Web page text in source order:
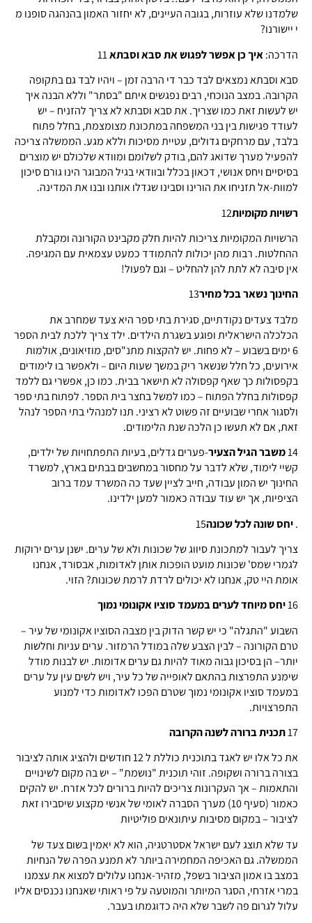
שלמדנו שלא עוזרות, בגובה העיינים, לא יחזור האמון בהנהגה סופנו מ
י יישורנו?
הדרכה:איך כן אפשר לפגוש את סבא וסבתא11
סבא וסבתא נמצאים לבד כבר די הרבה זמן – ויהיו לבד גם בתקופה
הקרובה. במצב הנוכחי, רבים נפגשים איתם "בסתר" וללא הבנה איך
יש לעשות זאת כמו שצריך. את סבא וסבתא לא צריך להזניח – יש
לעודד פגישות בין בני המשפחה במתכונת מצומצמת, בחלל פתוח
בלבד, עם מרחקים גדולים, עטיית מסיכות וללא מגע. הממשלה צריכה
להפעיל מערך שדואג להם, בודק לשלומם ומוודא שלכולם יש מוצרים
בסיסיים ויחס אנושי, דכאון בכלל ובוודאי בגיל המבוגר הינו גורם סיכון
למוות-אל תזניחו את הורינו וסבינו שגדלו אותנו ובנו את המדינה.
רשויות מקומיות12
הרשויות המקומיות צריכות להיות חלק מקבינט הקורונה ומקבלת
ההחלטות. רבות מהן יכולות להתמודד כמעט עצמאית עם המגיפה.
אין סיבה לא לתת להן להחליט – וגם לפעול!
החינוך נשאר בכל מחיר13
מלבד צעדים נקודתיים, סגירת בתי ספר היא צעד שמחרב את
הכלכלה הישראלית ופוגע בשגרת הילדים. ילד צריך ללכת לבית הספר
6 ימים בשבוע – לא פחות. יש להקצות מתנ"סים, מוזיאונים, אולמות
אירועים, כל חלל שנשאר ריק במשך שעות היום – ולאפשר בו לימודים
בקפסולות כך שאף קפסולה לא תישאר בבית. כמו כן, אפשרי גם ללמד
קפסולות בחלל הפתוח – כמו למשל בחצר בית הספר. לפתוח בתי ספר
ולסגור אחרי שבועיים זה פשוט לא רציני. תנו למנהלי בתי הספר לנהל
זאת, אם לא תעשו כן הלכה שנת הלימודים.
14משבר הגיל הצעיר-פערים גדלים, בעיות התפתחויות של ילדים,
קשיי לימוד, שלא לדבר על מחסור במחשבים בבתים בארץ, למשרד
החינוך יש המון עבודה, חייב לציין שעד כה המשרד עמד ברוב
הציפיות, אך יש עוד עבודה כאמור למען ילדינו.
.יחס שונה לכל שכונה15
צריך לעבור למתכונת סיווג של שכונות ולא של ערים. ישנן ערים ירוקות
לגמרי שמס' שכונות מועט הופכות אותן לאדומות, אבסורד, אנחנו
אומת היי טק, אנחנו לא יכולים לרדת לרמת שכונות? הזוי.
16יחס מיוחד לערים במעמד סוציו אקונומי נמוך
השבוע "התגלה" כי יש קשר הדוק בין מצבה הסוציו אקונומי של עיר –
טרם הקורונה – לבין הצבע שלה במודל הרמזור. ערים עניות וחלשות
יותר– הן בסיכון גבוה מאוד להיות גם ערים אדומות. יש לבנות מודל
שימנע התפרצות בהתאם לאופייה של כל עיר, ויש לשים עין על ערים
במעמד סוציו אקונומי נמוך שטרם הפכו לאדומות כדי למנוע
התפרצויות.
17תכנית ברורה לשנה הקרובה
את כל אלו יש לאגד בתוכנית כוללת ל 12 חודשים ולהציג אותה לציבור
בצורה ברורה ושקופה. זוהי תוכנית "נושמת" – יש בה מקום לשינויים
והתאמות – אך העקרונות צריכים להיות ברורים לכל אזרח. יש להקים
כאמור (סעיף 10) מערך הסברה לאומי של אנשי מקצוע שיסבירו זאת
לציבור – במקום מסיבות עיתונאים פוליטיות
עד שלא תוצג לעם ישראל אסטרטגיה, הוא לא יאמין בשום צעד של
הממשלה. גם האכיפה המחמירה ביותר לא תמנע הפרה של הנחיות
במצב בו אמון הציבור בשפל, מזהיר-אנחנו עלולים למצוא את עצמנו
במרי אזרחי, הסגר המיותר והמוטעה על פי ראותי שאנחנו נכנסים אליו
עלול לגרום פה לשבר שלא היה כדוגמתו בעבר.